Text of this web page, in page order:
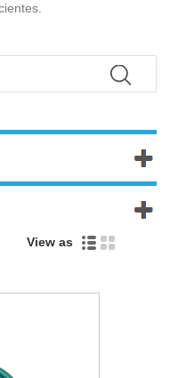
View as